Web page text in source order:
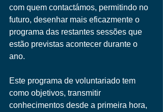
com quem contactámos, permitindo no
futuro, desenhar mais eficazmente o
programa das restantes sessões que
estão previstas acontecer durante o
ano.
Este programa de voluntariado tem
como objetivos, transmitir
conhecimentos desde a primeira hora,